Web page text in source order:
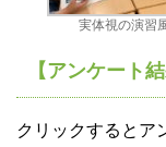
実体視の演習
【アンケート結
クリックするとア